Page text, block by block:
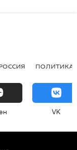
ПОЛИТИКА
VK